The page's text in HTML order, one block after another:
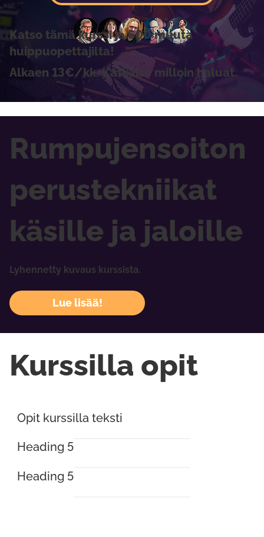
Katso tämä kurssi ja 600 muuta
huippuopettajilta!
Alkaen 13€/kk. Katkaise milloin haluat.
Rumpujensoiton
perustekniikat
käsille ja jaloille
Lyhennetty kuvaus kurssista.
Lue lisää!
Kurssilla opit
Opit kurssilla teksti
Heading 5
Heading 5